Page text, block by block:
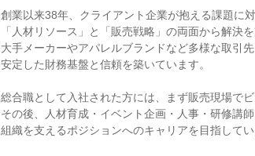
創業以来38年、クライアント企業が抱える課題に
「人材リソース」と「販売戦略」の両面から解決
大手メーカーやアパレルブランドなど多様な取引先
安定した財務基盤と信頼を築いています。
総合職として入社された方には、まず販売現場で
その後、人材育成・イベント企画・人事・研修講師
組織を支えるポジションへのキャリアを目指してい